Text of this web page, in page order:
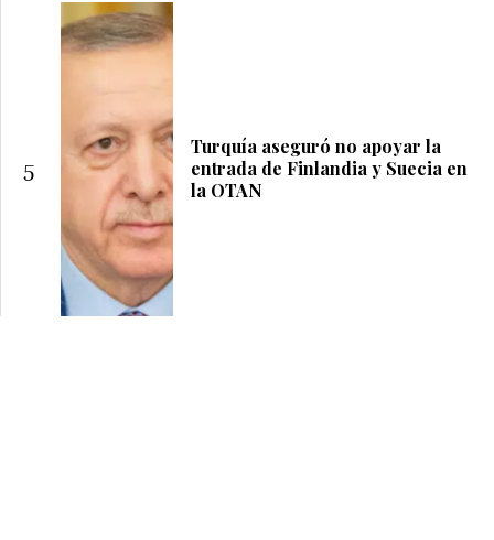
5
Turquía aseguró no apoyar la
entrada de Finlandia y Suecia en
la OTAN